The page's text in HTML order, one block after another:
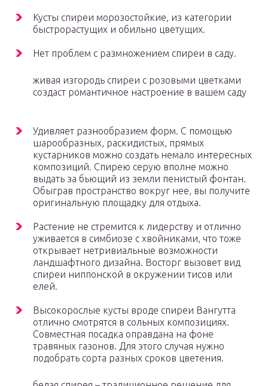
Кусты спиреи морозостойкие, из категории
быстрорастущих и обильно цветущих.
Нет проблем с размножением спиреи в саду.
живая изгородь спиреи с розовыми цветками
создаст романтичное настроение в вашем саду
Удивляет разнообразием форм. С помощью
шарообразных, раскидистых, прямых
кустарников можно создать немало интересных
композиций. Спирею серую вполне можно
выдать за бьющий из земли пенистый фонтан.
Обыграв пространство вокруг нее, вы получите
оригинальную площадку для отдыха.
Растение не стремится к лидерству и отлично
уживается в симбиозе с хвойниками, что тоже
открывает нетривиальные возможности
ландшафтного дизайна. Восторг вызовет вид
спиреи ниппонской в окружении тисов или
елей.
Высокорослые кусты вроде спиреи Вангутта
отлично смотрятся в сольных композициях.
Совместная посадка оправдана на фоне
травяных газонов. Для этого случая нужно
подобрать сорта разных сроков цветения.